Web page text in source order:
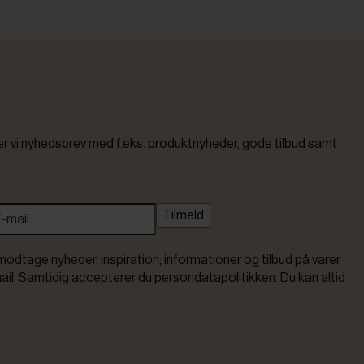
vi nyhedsbrev med f.eks. produktnyheder, gode tilbud samt
Tilmeld
nyheder, inspiration, informationer og tilbud på varer
Samtidig accepterer du persondatapolitikken. Du kan altid